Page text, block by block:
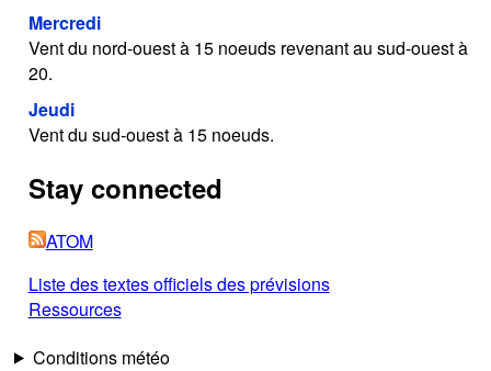
Mercredi
Vent du nord-ouest à 15 noeuds revenant au sud-ouest à
20.
Jeudi
Vent du sud-ouest à 15 noeuds.
Stay connected
ATOM
Liste des textes officiels des prévisions
Ressources
Conditions météo